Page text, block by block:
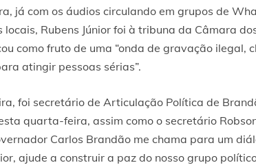
já com os áudios circulando em grupos de
locais, Rubens Júnior foi à tribuna da Câmara
como fruto de uma “onda de gravação ilegal,
atingir pessoas sérias”.
foi secretário de Articulação Política de
quarta-feira, assim como o secretário
Carlos Brandão me chama para um
ajude a construir a paz do nosso grupo